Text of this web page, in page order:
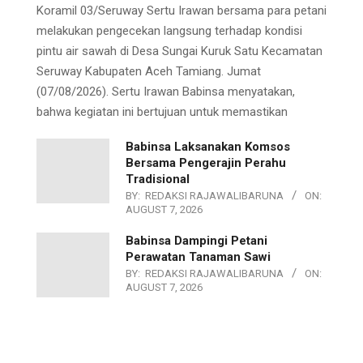
Koramil 03/Seruway Sertu Irawan bersama para petani
melakukan pengecekan langsung terhadap kondisi
pintu air sawah di Desa Sungai Kuruk Satu Kecamatan
Seruway Kabupaten Aceh Tamiang. Jumat
(07/08/2026). Sertu Irawan Babinsa menyatakan,
bahwa kegiatan ini bertujuan untuk memastikan
Babinsa Laksanakan Komsos
Bersama Pengerajin Perahu
Tradisional
BY: REDAKSI RAJAWALIBARUNA
ON:
AUGUST 7, 2026
Babinsa Dampingi Petani
Perawatan Tanaman Sawi
BY: REDAKSI RAJAWALIBARUNA
ON:
AUGUST 7, 2026